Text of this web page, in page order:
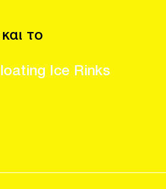
το
Ice Rinks